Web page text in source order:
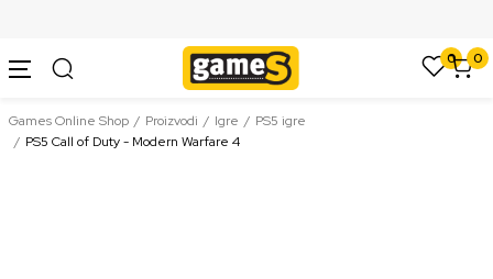
0 0
Games Online Shop Proizvodi Igre
PS5 igre
PS5 Call of Duty - Modern Warfare 4